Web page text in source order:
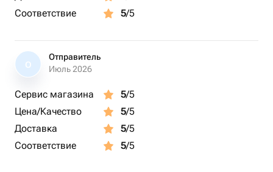
Соответствие
5/5
О
Отправитель
Июль 2026
Сервис магазина 5/5
Цена/Качество
5/5
Доставка
5/5
Соответствие
5/5